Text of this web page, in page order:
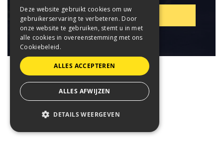
VIER MEE!
Deze website gebruikt cookies om uw
gebruikerservaring te verbeteren. Door
onze website te gebruiken, stemt u in met
alle cookies in overeenstemming met ons
Cookiebeleid.
ALLES ACCEPTEREN
ALLES AFWIJZEN
DETAILS WEERGEVEN
STRIKT NOODZAKELIJK